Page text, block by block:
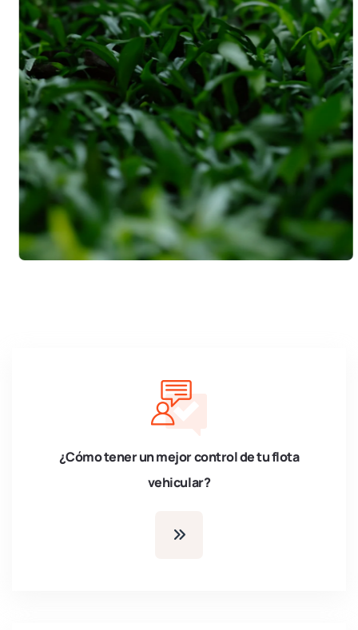
¿Cómo tener un mejor control de tu flota
vehicular?